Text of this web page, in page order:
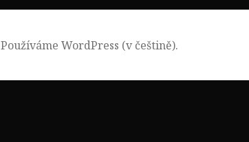
Používáme WordPress (v češtině).